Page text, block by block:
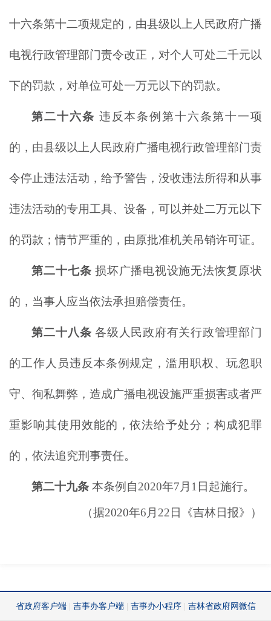
十六条第十二项规定的，由县级以上人民政府广播
电视行政管理部门责令改正，对个人可处二千元以
下的罚款，对单位可处一万元以下的罚款。
第二十六条 违反本条例第十六条第十一项
的，由县级以上人民政府广播电视行政管理部门责
令停止违法活动，给予警告，没收违法所得和从事
违法活动的专用工具、设备，可以并处二万元以下
的罚款；情节严重的，由原批准机关吊销许可证。
第二十七条损坏广播电视设施无法恢复原状
的，当事人应当依法承担赔偿责任。
第二十八条各级人民政府有关行政管理部门
的工作人员违反本条例规定，滥用职权、玩忽职
守、徇私舞弊，造成广播电视设施严重损害或者严
重影响其使用效能的，依法给予处分；构成犯罪
的，依法追究刑事责任。
第二十九条本条例自2020年7月1日起施行。
（据2020年6月22日《吉林日报》）